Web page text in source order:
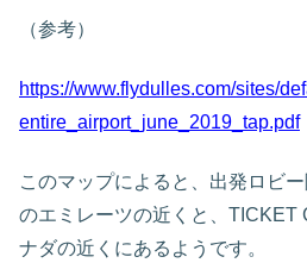
（参考）
https://www.flydulles.com/sites/
entire_airport_june_2019_tap.pdf
このマップによると、出発ロビ
のエミレーツの近くと、TICKET
ナダの近くにあるようです。